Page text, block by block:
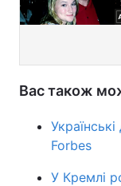
Вас також
Forbes
У Кремлі